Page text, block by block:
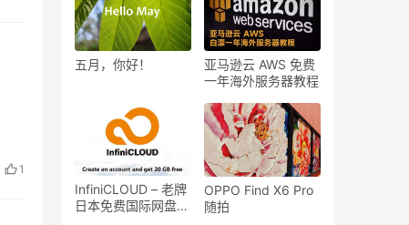
1
五月，你好！
亚马逊云 AWS 免费
一年海外服务器教程
InfiniCLOUD – 老牌
日本免费国际网盘，
OPPO Find X6 Pro
随拍